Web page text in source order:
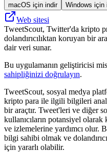
macOS için indir Windows için
Web sitesi
TweetScout, Twitter'da kripto
dolandırıcılıktan koruyan bir
dair veri sunar.
Bu uygulamanın geliştiricisi
sahipliğinizi doğrulayın.
TweetScout, sosyal medya
kripto para ile ilgili bilgileri
bir araçtır. Tweet'leri ve diğer
kullanıcıların potansiyel
ve izlemelerine yardımcı olur.
bilgi sahibi olmak ve
için yararlı olabilir.